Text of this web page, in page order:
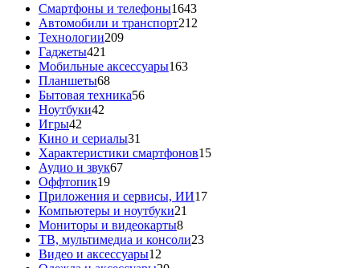
Смартфоны и телефоны1643
Автомобили и транспорт212
Технологии209
Гаджеты421
Мобильные аксессуары163
Планшеты68
Бытовая техника56
Ноутбуки42
Игры42
Кино и сериалы31
Характеристики смартфонов15
Аудио и звук67
Оффтопик19
Приложения и сервисы, ИИ17
Компьютеры и ноутбуки21
Мониторы и видеокарты8
ТВ, мультимедиа и консоли23
Видео и аксессуары12